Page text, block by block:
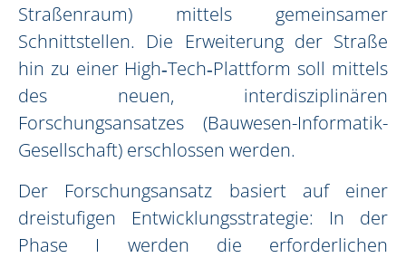
Straßenraum) mittels gemeinsamer
Schnittstellen. Die Erweiterung der Straße
hin zu einer High‐Tech‐Plattform soll mittels
des neuen, interdisziplinären
Forschungsansatzes (Bauwesen-Informatik-
Gesellschaft) erschlossen werden.
Der Forschungsansatz basiert auf einer
dreistufigen Entwicklungsstrategie: In der
Phase I werden die erforderlichen